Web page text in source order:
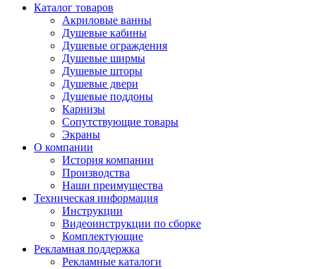
Каталог товаров
Акриловые ванны
Душевые кабины
Душевые ограждения
Душевые ширмы
Душевые шторы
Душевые двери
Душевые поддоны
Карнизы
Сопутствующие товары
Экраны
О компании
История компании
Производства
Наши преимущества
Техническая информация
Инструкции
Видеоинструкции по сборке
Комплектующие
Рекламная поддержка
Рекламные каталоги